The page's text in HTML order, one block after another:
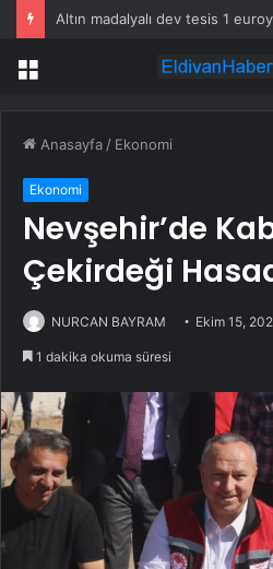
Menü
Anasayfa / Ekonomi
Ekonomi
Nevşehir’de
Çekirdeği
NURCAN BAYRAM Ekim 15,
1 dakika okuma süresi